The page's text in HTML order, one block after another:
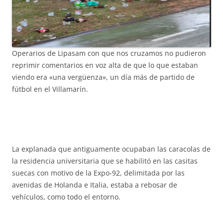
Operarios de Lipasam con que nos cruzamos no pudieron
reprimir comentarios en voz alta de que lo que estaban
viendo era «una vergüenza», un día más de partido de
fútbol en el Villamarín.
La explanada que antiguamente ocupaban las caracolas de
la residencia universitaria que se habilitó en las casitas
suecas con motivo de la Expo-92, delimitada por las
avenidas de Holanda e Italia, estaba a rebosar de
vehículos, como todo el entorno.